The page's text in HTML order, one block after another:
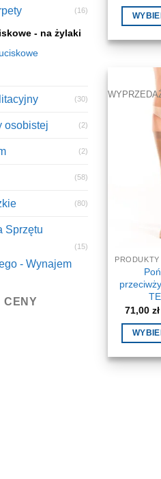
(16)
- na żylaki
(30)
osobistej (2)
(2)
(58)
(80)
Sprzętu
- Wynajem
(15)
CENY
71,00 zł